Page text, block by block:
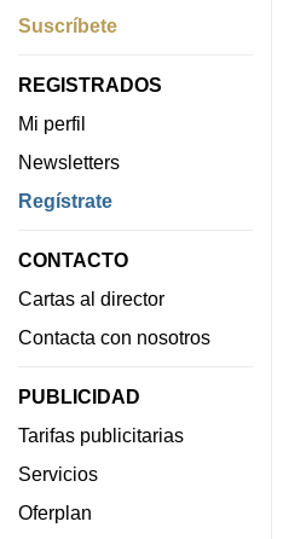
Suscríbete
REGISTRADOS
Mi perfil
Newsletters
Regístrate
CONTACTO
Cartas al director
Contacta con nosotros
PUBLICIDAD
Tarifas publicitarias
Servicios
Oferplan